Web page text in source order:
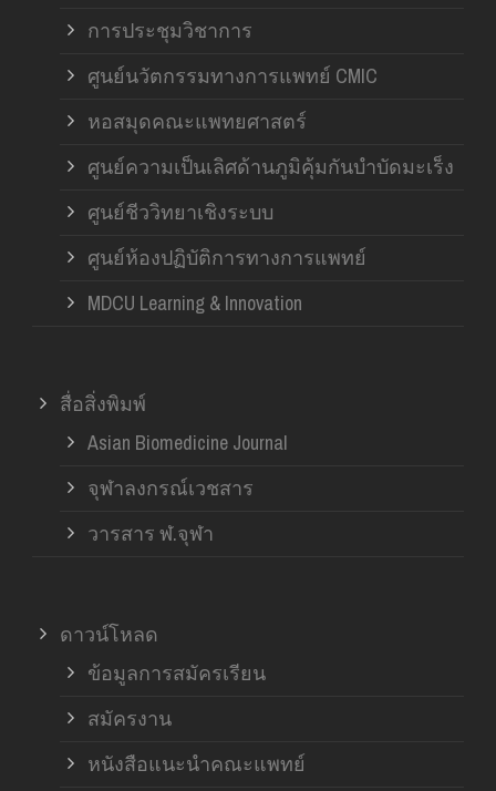
การประชุมวิชาการ
ศูนย์นวัตกรรมทางการแพทย์ CMIC
หอสมุดคณะแพทยศาสตร์
ศูนย์ความเป็นเลิศด้านภูมิคุ้มกันบำบัดมะเร็ง
ศูนย์ชีววิทยาเชิงระบบ
ศูนย์ห้องปฏิบัติการทางการแพทย์
MDCU Learning & Innovation
สื่อสิ่งพิมพ์
Asian Biomedicine Journal
จุฬาลงกรณ์เวชสาร
วารสาร ฬ.จุฬา
ดาวน์โหลด
ข้อมูลการสมัครเรียน
สมัครงาน
หนังสือแนะนำคณะแพทย์